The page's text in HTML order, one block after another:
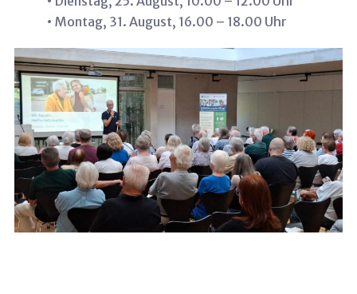
• Montag, 31. August, 16.00 – 18.00 Uhr